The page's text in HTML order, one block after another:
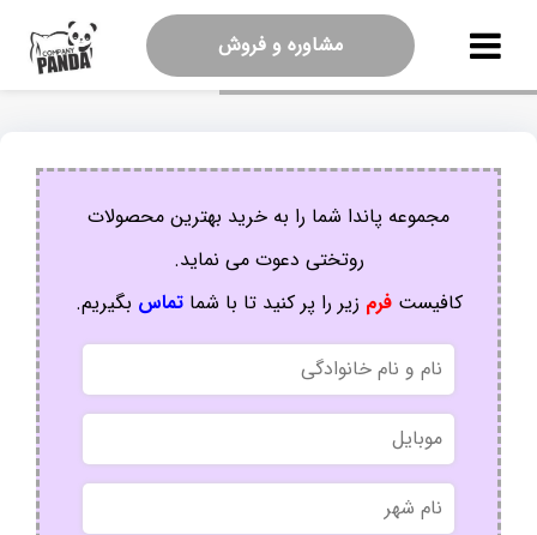
مشاوره و فروش
مجموعه پاندا شما را به خرید بهترین محصولات
روتختی دعوت می نماید.
کافیستفرم زیر را پر کنید تا با شماتماس بگیریم.
نام
و
نام
خانوادگی
موبایل
نام
شهر